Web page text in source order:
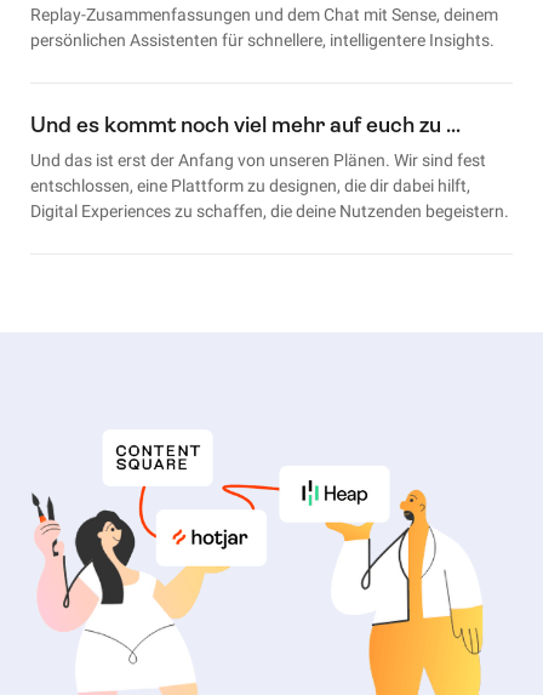
Replay-Zusammenfassungen und dem Chat mit Sense, deinem
persönlichen Assistenten für schnellere, intelligentere Insights.
Und es kommt noch viel mehr auf euch zu …
Und das ist erst der Anfang von unseren Plänen. Wir sind fest
entschlossen, eine Plattform zu designen, die dir dabei hilft,
Digital Experiences zu schaffen, die deine Nutzenden begeistern.